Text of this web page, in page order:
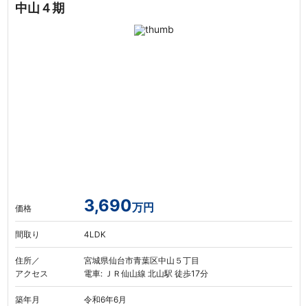
中山４期
価格 3,690万円
間取り 4LDK
住所／
アクセス
宮城県仙台市青葉区中山５丁目
電車: ＪＲ仙山線 北山駅 徒歩17分
築年月 令和6年6月